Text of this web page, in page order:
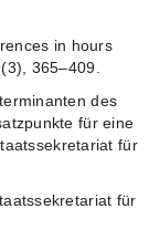
in hours
365–409.
des
für eine
für
für